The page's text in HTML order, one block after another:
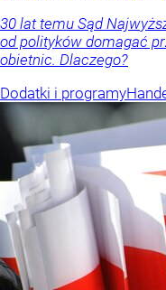
30 lat temu Sąd
od polityków domagać
obietnic. Dlaczego?
Dodatki i programy